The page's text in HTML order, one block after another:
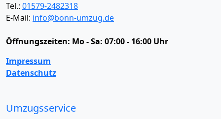
Tel.: 01579-2482318
E-Mail: info@bonn-umzug.de
Öffnungszeiten: Mo - Sa: 07:00 - 16:00 Uhr
Impressum
Datenschutz
Umzugsservice